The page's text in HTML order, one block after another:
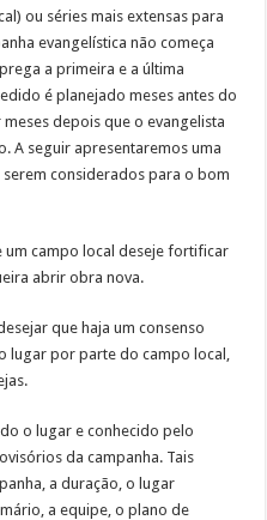
ou séries mais extensas para
evangelística não começa
a primeira e a última
é planejado meses antes do
depois que o evangelista
A seguir apresentaremos uma
considerados para o bom
um campo local deseje fortificar
abrir obra nova.
que haja um consenso
lugar por parte do campo local,
o lugar e conhecido pelo
da campanha. Tais
a duração, o lugar
a equipe, o plano de